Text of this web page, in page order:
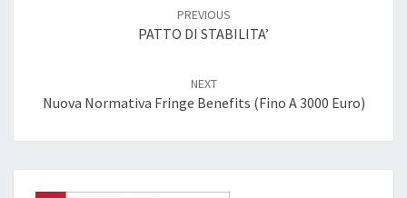
PREVIOUS
PATTO DI STABILITA’
NEXT
Nuova Normativa Fringe Benefits (fino A 3000 Euro)